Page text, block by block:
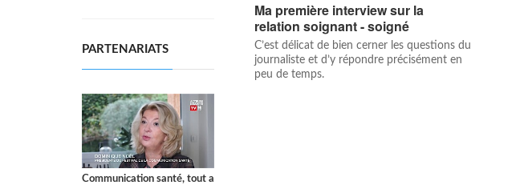
PARTENARIATS
Communication santé, tout a
Ma première interview sur la
relation soignant - soigné
C’est délicat de bien cerner les questions du
journaliste et d’y répondre précisément en
peu de temps.